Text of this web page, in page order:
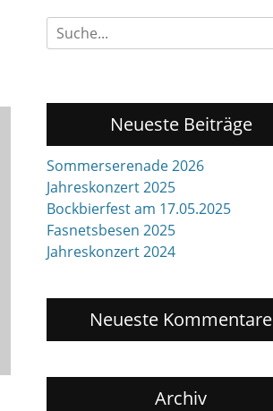
Suchen
nach:
Neueste Beiträge
Sommerserenade 2026
Jahreskonzert 2025
Bockbierfest am 17.05.2025
Fasnetsbesen 2025
Jahreskonzert 2024
Neueste Kommentare
Archiv